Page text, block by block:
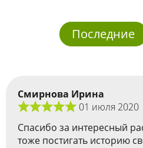
Последние
Смирнова Ирина
01 июля 2020
Спасибо за интересный
тоже постигать историю